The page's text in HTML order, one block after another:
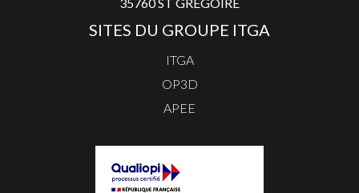
SITES DU GROUPE ITGA
ITGA
OP3D
APEE